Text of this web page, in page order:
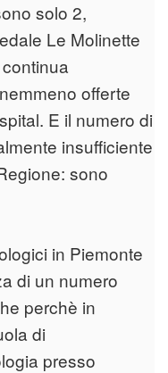
solo 2,
Le Molinette
offerte
E il numero di
insufficiente
sono
in Piemonte
di un numero
perchè in
di
presso